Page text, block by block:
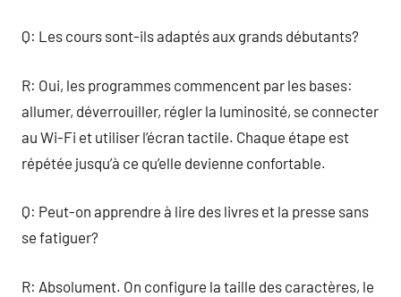
Q: Les cours sont-ils adaptés aux grands débutants?
R: Oui, les programmes commencent par les bases:
allumer, déverrouiller, régler la luminosité, se connecter
au Wi-Fi et utiliser l’écran tactile. Chaque étape est
répétée jusqu’à ce qu’elle devienne confortable.
Q: Peut-on apprendre à lire des livres et la presse sans
se fatiguer?
R: Absolument. On configure la taille des caractères, le